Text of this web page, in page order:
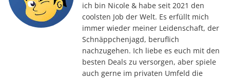
ich bin Nicole & habe seit 2021 den
coolsten Job der Welt. Es erfüllt mich
immer wieder meiner Leidenschaft, der
Schnäppchenjagd, beruflich
nachzugehen. Ich liebe es euch mit den
besten Deals zu versorgen, aber spiele
auch gerne im privaten Umfeld die